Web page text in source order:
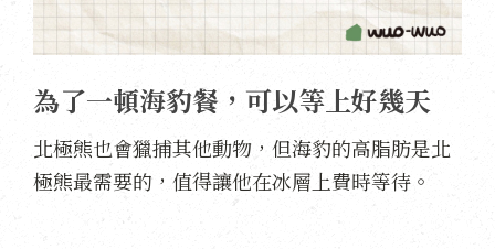
為了一頓海豹餐，可以等上好幾天
北極熊也會獵捕其他動物，但海豹的高脂肪是北
極熊最需要的，值得讓他在冰層上費時等待。